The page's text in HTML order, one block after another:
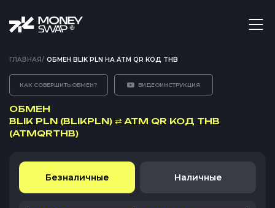
ГЛАВНАЯ/ ОБМЕН BLIK PLN НА ATM QR КОД THB
КАК СОВЕРШИТЬ ОБМЕН? ВИДЕОИНСТРУКЦИЯ
ОБМЕН
BLIK PLN (BLIKPLN) ⇄ ATM QR КОД THB
(ATMQRTHB)
Безналичные Наличные